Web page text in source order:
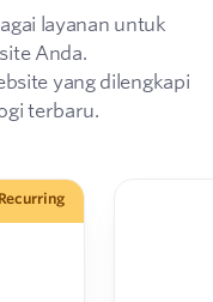
layanan untuk
Anda.
yang dilengkapi
terbaru.